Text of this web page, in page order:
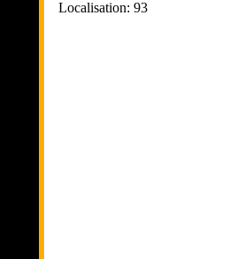
Localisation: 93